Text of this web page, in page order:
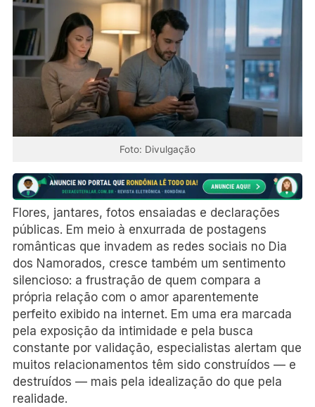
Foto: Divulgação
Flores, jantares, fotos ensaiadas e declarações
públicas. Em meio à enxurrada de postagens
românticas que invadem as redes sociais no Dia
dos Namorados, cresce também um sentimento
silencioso: a frustração de quem compara a
própria relação com o amor aparentemente
perfeito exibido na internet. Em uma era marcada
pela exposição da intimidade e pela busca
constante por validação, especialistas alertam que
muitos relacionamentos têm sido construídos — e
destruídos — mais pela idealização do que pela
realidade.